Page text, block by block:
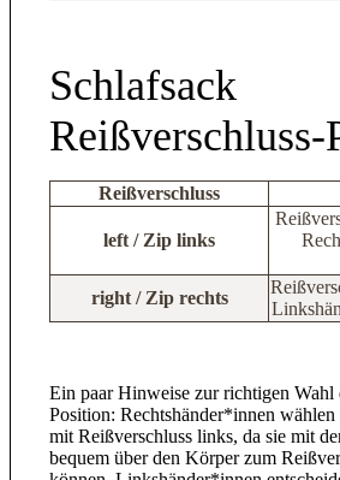
Schlafsack
Reißverschluss
left / Zip links
right / Zip rechts
Ein paar Hinweise zur richtigen Wahl
Position: Rechtshänder*innen wählen
mit Reißverschluss links, da sie mit
bequem über den Körper zum